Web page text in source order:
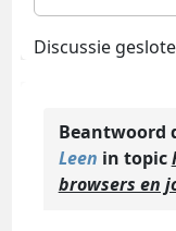
Discussie
Beantwoord
Leen in topic
browsers en